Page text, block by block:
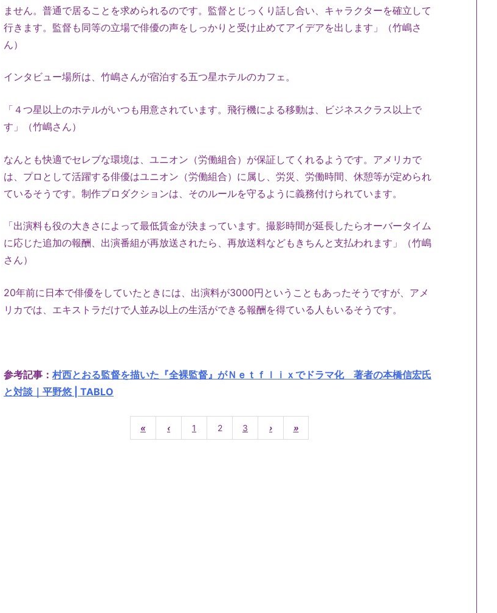
ません。普通で居ることを求められるのです。監督とじっくり話し合い、キャラクターを確立して
行きます。監督も同等の立場で俳優の声をしっかりと受け止めてアイデアを出します」（竹嶋さ
ん）
インタビュー場所は、竹嶋さんが宿泊する五つ星ホテルのカフェ。
「４つ星以上のホテルがいつも用意されています。飛行機による移動は、ビジネスクラス以上で
す」（竹嶋さん）
なんとも快適でセレブな環境は、ユニオン（労働組合）が保証してくれるようです。アメリカで
は、プロとして活躍する俳優はユニオン（労働組合）に属し、労災、労働時間、休憩等が定められ
ているそうです。制作プロダクションは、そのルールを守るように義務付けられています。
「出演料も役の大きさによって最低賃金が決まっています。撮影時間が延長したらオーバータイム
に応じた追加の報酬、出演番組が再放送されたら、再放送料などもきちんと支払われます」（竹嶋
さん）
20年前に日本で俳優をしていたときには、出演料が3000円ということもあったそうですが、アメ
リカでは、エキストラだけで人並み以上の生活ができる報酬を得ている人もいるそうです。
参考記事： 村西とおる監督を描いた『全裸監督』がＮｅｔｆｌｉｘでドラマ化 著者の本橋信宏氏
と対談｜平野悠 | TABLO
« ‹ 1 2 3 › »